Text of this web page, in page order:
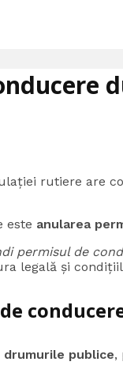
rutiere are
este anularea
permisul de
legală și
drumurile publice,